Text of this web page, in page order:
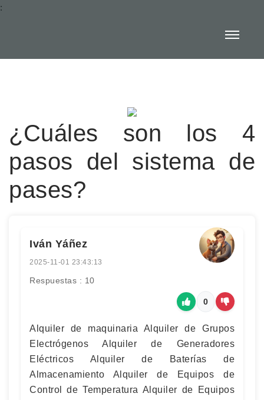
:
¿Cuáles son los 4
pasos del sistema de
pases?
Iván Yáñez
2025-11-01 23:43:13
Respuestas : 10
0
Alquiler de maquinaria Alquiler de Grupos
Electrógenos Alquiler de Generadores
Eléctricos Alquiler de Baterías de
Almacenamiento Alquiler de Equipos de
Control de Temperatura Alquiler de Equipos